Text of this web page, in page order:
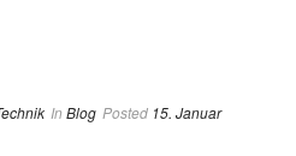
In Blog Posted 15. Januar